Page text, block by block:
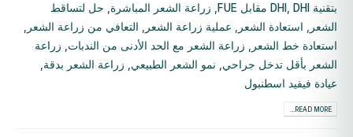
بتقنية DHI
DHI مقابل FUE زراعة الشعر المباشرة
حل لتساقط
الشعر
استعادة الشعر عملية زراعة الشعر التعافي من زراعة الشعر
استعادة خط الشعر
زراعة الشعر مع الحد الأدنى من الندبات
زراعة
الشعر بأقل تدخل جراحي
نمو الشعر الطبيعي زراعة الشعر بدقة
عيادة فيفيد اسطنبول
READ MORE...